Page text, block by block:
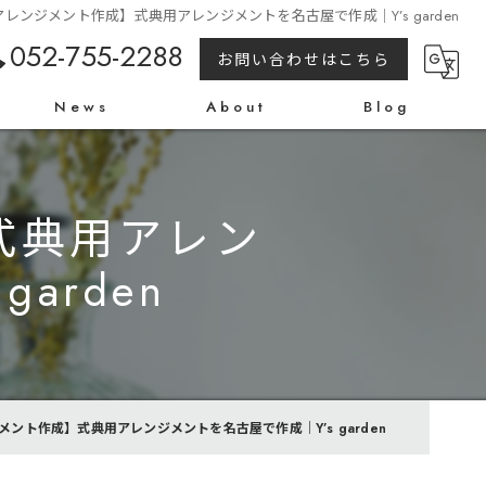
ンジメント作成】式典用アレンジメントを名古屋で作成｜Y’s garden
052-755-2288 お問い合わせはこちら
News About Blog
用アレン
ント作成】式典用アレンジメントを名古屋で作成｜Y’s garden